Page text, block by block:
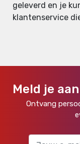
geleverd en je
klantenservice
Meld je
Ontvang